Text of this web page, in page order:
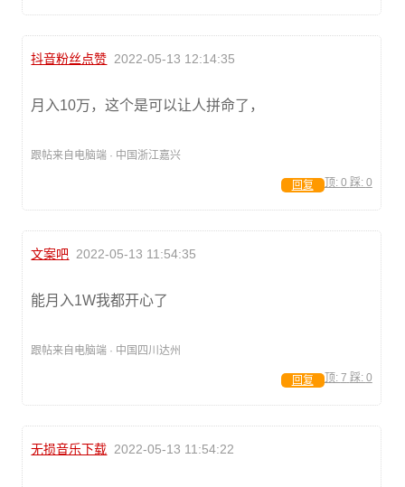
抖音粉丝点赞 2022-05-13 12:14:35
月入10万，这个是可以让人拼命了，
跟帖来自电脑端 · 中国浙江嘉兴
顶: 0 踩: 0
回复
文案吧 2022-05-13 11:54:35
能月入1W我都开心了
跟帖来自电脑端 · 中国四川达州
顶: 7 踩: 0
回复
无损音乐下载 2022-05-13 11:54:22